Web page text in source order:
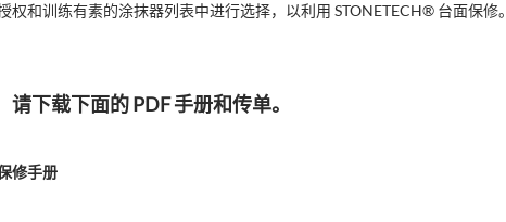
权和训练有素的涂抹器列表中进行选择，以利用 STONETECH® 台面保修。
下载下面的 PDF 手册和传单。
修手册